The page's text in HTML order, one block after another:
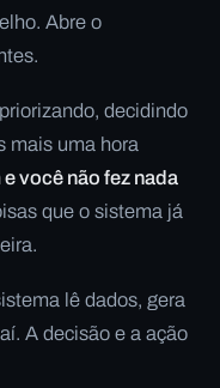
Abre o
decidindo
mais uma hora
você não fez nada
que o sistema já
lê dados, gera
A decisão e a ação